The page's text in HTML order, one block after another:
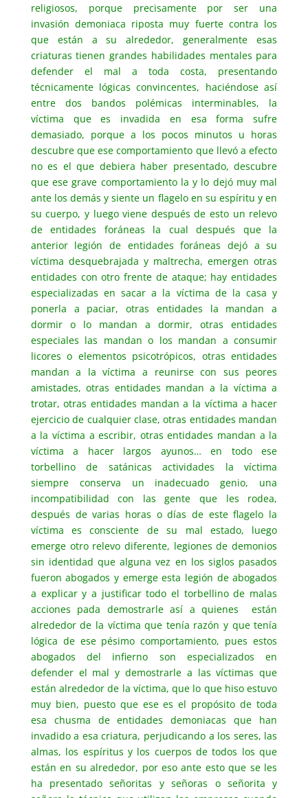
religiosos, porque precisamente por ser una
invasión demoniaca riposta muy fuerte contra los
que están a su alrededor, generalmente esas
criaturas tienen grandes habilidades mentales para
defender el mal a toda costa, presentando
técnicamente lógicas convincentes, haciéndose así
entre dos bandos polémicas interminables, la
víctima que es invadida en esa forma sufre
demasiado, porque a los pocos minutos u horas
descubre que ese comportamiento que llevó a efecto
no es el que debiera haber presentado, descubre
que ese grave comportamiento la y lo dejó muy mal
ante los demás y siente un flagelo en su espíritu y en
su cuerpo, y luego viene después de esto un relevo
de entidades foráneas la cual después que la
anterior legión de entidades foráneas dejó a su
víctima desquebrajada y maltrecha, emergen otras
entidades con otro frente de ataque; hay entidades
especializadas en sacar a la víctima de la casa y
ponerla a paciar, otras entidades la mandan a
dormir o lo mandan a dormir, otras entidades
especiales las mandan o los mandan a consumir
licores o elementos psicotrópicos, otras entidades
mandan a la víctima a reunirse con sus peores
amistades, otras entidades mandan a la víctima a
trotar, otras entidades mandan a la víctima a hacer
ejercicio de cualquier clase, otras entidades mandan
a la víctima a escribir, otras entidades mandan a la
víctima a hacer largos ayunos… en todo ese
torbellino de satánicas actividades la víctima
siempre conserva un inadecuado genio, una
incompatibilidad con las gente que les rodea,
después de varias horas o días de este flagelo la
víctima es consciente de su mal estado, luego
emerge otro relevo diferente, legiones de demonios
sin identidad que alguna vez en los siglos pasados
fueron abogados y emerge esta legión de abogados
a explicar y a justificar todo el torbellino de malas
acciones pada demostrarle así a quienes están
alrededor de la víctima que tenía razón y que tenía
lógica de ese pésimo comportamiento, pues estos
abogados del infierno son especializados en
defender el mal y demostrarle a las víctimas que
están alrededor de la víctima, que lo que hiso estuvo
muy bien, puesto que ese es el propósito de toda
esa chusma de entidades demoniacas que han
invadido a esa criatura, perjudicando a los seres, las
almas, los espíritus y los cuerpos de todos los que
están en su alrededor, por eso ante esto que se les
ha presentado señoritas y señoras o señorita y